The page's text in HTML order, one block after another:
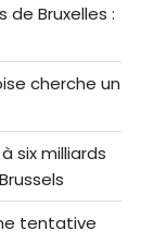
Bruxelles :
cherche un
six milliards
tentative